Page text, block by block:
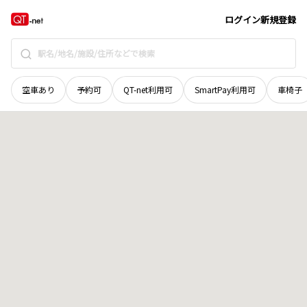
ログイン新規登録
空車あり 予約可 QT-net利用可 SmartPay利用可 車椅子
鳥取県